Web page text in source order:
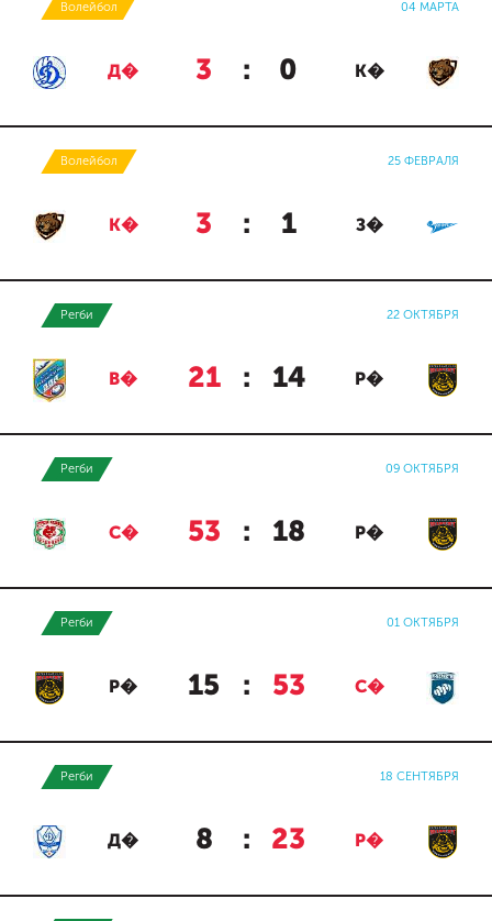
Волейбол 04 МАРТА
Д� 3 : 0 К�
Волейбол 25 ФЕВРАЛЯ
К� 3 : 1 З�
Регби 22 ОКТЯБРЯ
В� 21 : 14 Р�
Регби 09 ОКТЯБРЯ
С� 53 : 18 Р�
Регби 01 ОКТЯБРЯ
Р� 15 : 53 С�
Регби 18 СЕНТЯБРЯ
Д� 8 : 23 Р�